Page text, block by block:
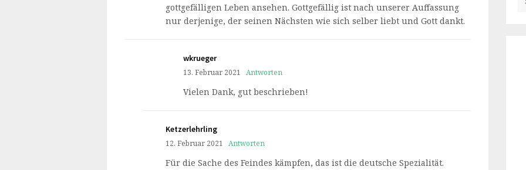
gottgefälligen Leben ansehen. Gottgefällig ist nach unserer Auffassung
nur derjenige, der seinen Nächsten wie sich selber liebt und Gott dankt.
wkrueger
13. Februar 2021 Antworten
Vielen Dank, gut beschrieben!
Ketzerlehrling
12. Februar 2021 Antworten
Für die Sache des Feindes kämpfen, das ist die deutsche Spezialität.